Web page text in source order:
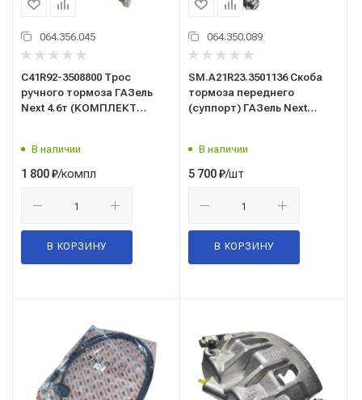
064.356.045
C41R92-3508800 Трос
ручного тормоза ГАЗель
Next 4.6т (КОМПЛЕКТ
В наличии
1 800₽/компл
В КОРЗИНУ
064.350.089
SM.A21R23.3501136 Скоба
тормоза переднего
(суппорт) ГАЗель Next
В наличии
5 700₽/шт
В КОРЗИНУ